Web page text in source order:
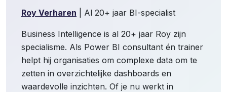
Roy Verharen | Al 20+ jaar BI-specialist
Business Intelligence is al 20+ jaar Roy zijn
specialisme. Als Power BI consultant én trainer
helpt hij organisaties om complexe data om te
zetten in overzichtelijke dashboards en
waardevolle inzichten. Of je nu werkt in